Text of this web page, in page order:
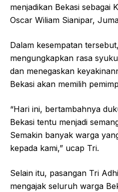
menjadikan Bekasi sebagai
Oscar Wiliam Sianipar,
Dalam kesempatan
mengungkapkan rasa
dan menegaskan
Bekasi akan memilih
“Hari ini, bertambahnya
Bekasi tentu menjadi
Semakin banyak warga
kepada kami,” ucap Tri.
Selain itu, pasangan Tri
mengajak seluruh warga